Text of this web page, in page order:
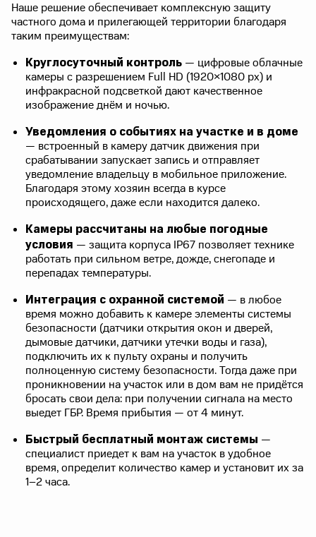
Наше решение обеспечивает комплексную защиту
частного дома и прилегающей территории благодаря
таким преимуществам:
Круглосуточный контроль — цифровые облачные
камеры с разрешением Full HD (1920×1080 px) и
инфракрасной подсветкой дают качественное
изображение днём и ночью.
Уведомления о событиях на участке и в доме
— встроенный в камеру датчик движения при
срабатывании запускает запись и отправляет
уведомление владельцу в мобильное приложение.
Благодаря этому хозяин всегда в курсе
происходящего, даже если находится далеко.
Камеры рассчитаны на любые погодные
условия — защита корпуса IP67 позволяет технике
работать при сильном ветре, дожде, снегопаде и
перепадах температуры.
Интеграция с охранной системой — в любое
время можно добавить к камере элементы системы
безопасности (датчики открытия окон и дверей,
дымовые датчики, датчики утечки воды и газа),
подключить их к пульту охраны и получить
полноценную систему безопасности. Тогда даже при
проникновении на участок или в дом вам не придётся
бросать свои дела: при получении сигнала на место
выедет ГБР. Время прибытия — от 4 минут.
Быстрый бесплатный монтаж системы —
специалист приедет к вам на участок в удобное
время, определит количество камер и установит их за
1–2 часа.